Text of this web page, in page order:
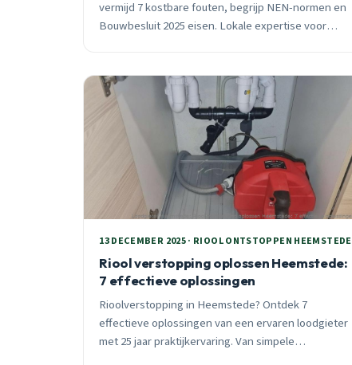
vermijd 7 kostbare fouten, begrijp NEN-normen en
Bouwbesluit 2025 eisen. Lokale expertise voor
13 DECEMBER 2025 · RIOOL ONTSTOPPEN HEEMSTEDE
Riool verstopping oplossen Heemstede:
7 effectieve oplossingen
Rioolverstopping in Heemstede? Ontdek 7
effectieve oplossingen van een ervaren loodgieter
met 25 jaar praktijkervaring. Van simpele